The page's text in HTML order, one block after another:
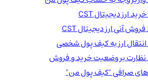
صرافی "کیف پول من"